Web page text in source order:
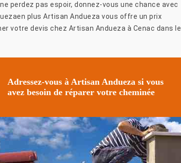
perdez pas espoir, donnez-vous une chance avec
plus Artisan Andueza vous offre un prix
votre devis chez Artisan Andueza à Cenac dans le
Adressez-vous à Artisan Andueza si vous
avez besoin de réparer votre cheminée